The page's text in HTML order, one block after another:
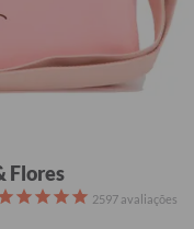
Flores
2597 avaliações